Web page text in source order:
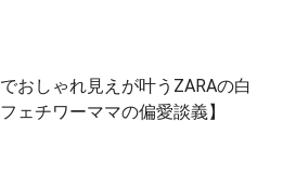
おしゃれ見えが叶うZARAの白
ェチワーママの偏愛談義】